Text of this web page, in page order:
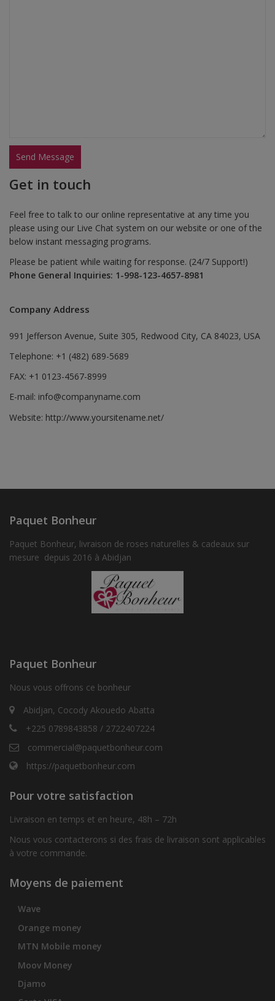
Get in touch
Feel free to talk to our online representative at any time you
please using our Live Chat system on our website or one of the
below instant messaging programs.
Please be patient while waiting for response. (24/7 Support!)
Phone General Inquiries: 1-998-123-4657-8981
Company Address
991 Jefferson Avenue, Suite 305, Redwood City, CA 84023, USA
Telephone: +1 (482) 689-5689
FAX: +1 0123-4567-8999
E-mail: info@companyname.com
Website: http://www.yoursitename.net/
Paquet Bonheur
Paquet Bonheur, livraison de roses naturelles & cadeaux sur
mesure depuis 2016 à Abidjan
Paquet Bonheur
Nous vous offrons ce bonheur
Abidjan, Cocody Akouedo Abatta
+225 0789843858 / 2722407224
commercial@paquetbonheur.com
https://paquetbonheur.com
Pour votre satisfaction
Livraison en temps et en heure, 48h – 72h
Nous vous contacterons si des frais de livraison sont applicables
à votre commande.
Moyens de paiement
Wave
Orange money
MTN Mobile money
Moov Money
Djamo